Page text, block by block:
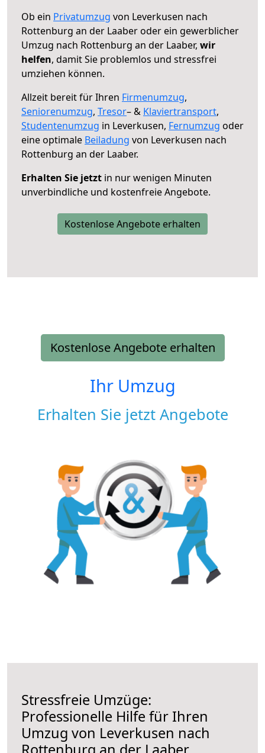
Ob ein Privatumzug von Leverkusen nach
Rottenburg an der Laaber oder ein gewerblicher
Umzug nach Rottenburg an der Laaber, wir
helfen, damit Sie problemlos und stressfrei
umziehen können.
Allzeit bereit für Ihren Firmenumzug,
Seniorenumzug, Tresor– & Klaviertransport,
Studentenumzug in Leverkusen, Fernumzug oder
eine optimale Beiladung von Leverkusen nach
Rottenburg an der Laaber.
Erhalten Sie jetzt in nur wenigen Minuten
unverbindliche und kostenfreie Angebote.
Kostenlose Angebote erhalten
Kostenlose Angebote erhalten
Ihr Umzug
Erhalten Sie jetzt Angebote
Stressfreie Umzüge:
Professionelle Hilfe für Ihren
Umzug von Leverkusen nach